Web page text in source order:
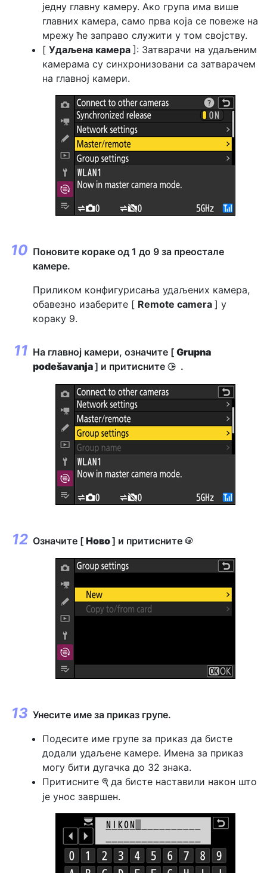
једну главну камеру. Ако група има више
главних камера, само прва која се повеже на
мрежу ће заправо служити у том својству.
[ Удаљена камера ]: Затварачи на удаљеним
камерама су синхронизовани са затварачем
на главној камери.
Поновите кораке од 1 до 9 за преостале
камере.
Приликом конфигурисања удаљених камера,
обавезно изаберите [ Remote camera ] у
кораку 9.
На главној камери, означите [ Grupna
podešavanja] и притисните 2 .
Означите [ Ново] и притисните J
Унесите име за приказ групе.
Подесите име групе за приказ да бисте
додали удаљене камере. Имена за приказ
могу бити дугачка до 32 знака.
Притисните X да бисте наставили након што
је унос завршен.